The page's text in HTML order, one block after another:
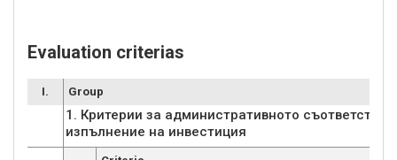
Evaluation criterias
I. Group
1. Критерии за административното
изпълнение на инвестиция